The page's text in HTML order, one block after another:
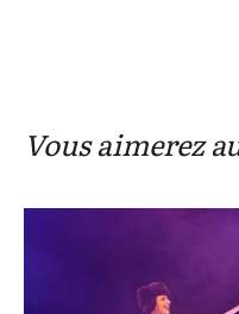
Vous aimerez